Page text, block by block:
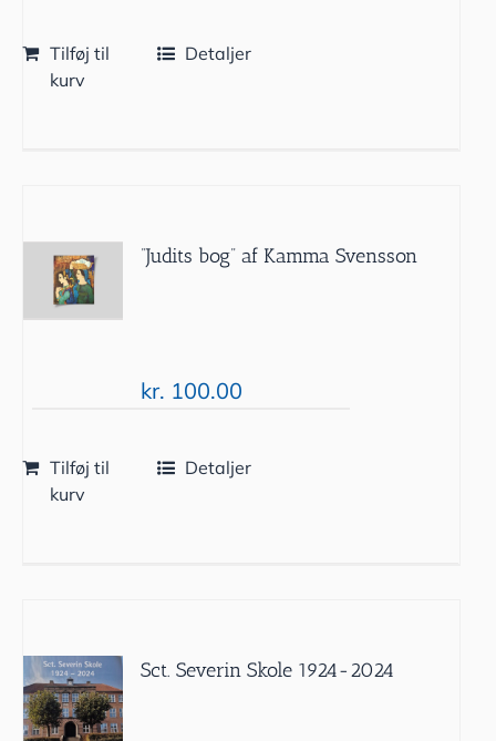
Tilføj til
kurv
Detaljer
”Judits bog” af Kamma Svensson
kr. 100.00
Tilføj til
kurv
Detaljer
Sct. Severin Skole 1924-2024